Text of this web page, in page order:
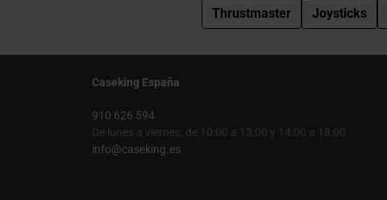
Thrustmaster Joysticks
Caseking España
910 626 594
De lunes a viernes, de 10:00 a 13:00 y 14:00 a 18:00
info@caseking.es